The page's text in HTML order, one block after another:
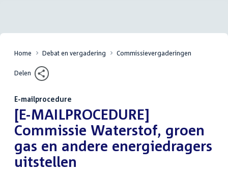
Home Debat en vergadering Commissievergaderingen
Delen
E-mailprocedure
:[E-MAILPROCEDURE]
Commissie Waterstof, groen
gas en andere energiedragers
uitstellen